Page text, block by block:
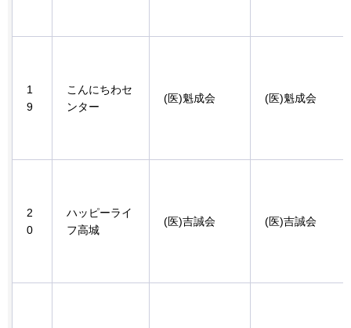
1
9
こんにちわセ
ンター
(医)魁成会 (医)魁成会
2
0
ハッピーライ
フ高城
(医)吉誠会 (医)吉誠会